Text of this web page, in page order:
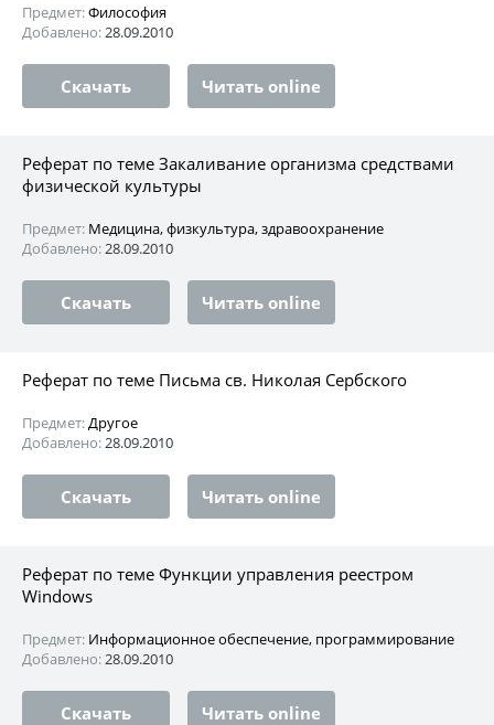
Предмет:Философия
Добавлено:28.09.2010
Скачать Читать online
Реферат по теме Закаливание организма средствами
физической культуры
Предмет: Медицина, физкультура, здравоохранение
Добавлено:28.09.2010
Скачать Читать online
Реферат по теме Письма св. Николая Сербского
Предмет:Другое
Добавлено:28.09.2010
Скачать Читать online
Реферат по теме Функции управления реестром
Windows
Предмет: Информационное обеспечение, программирование
Добавлено:28.09.2010
Скачать Читать online